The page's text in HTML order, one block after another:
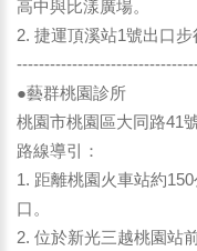
高中與比漾廣場。
2. 捷運頂溪站1號出口步
●藝群桃園診所
桃園市桃園區大同路41
路線導引：
1. 距離桃園火車站約
口。
2. 位於新光三越桃園站